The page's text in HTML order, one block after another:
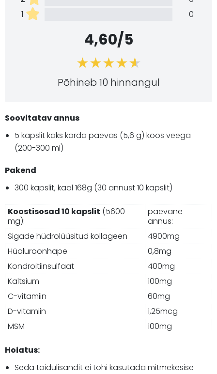
1
0
4,60/5
Põhineb 10 hinnangul
Soovitatav annus
5 kapslit kaks korda päevas (5,6 g) koos veega
(200-300 ml)
Pakend
300 kapslit, kaal 168g (30 annust 10 kapslit)
Koostisosad 10 kapslit (5600
mg):
päevane
annus:
Sigade hüdrolüüsitud kollageen
4900mg
Hüaluroonhape
0,8mg
Kondroitiinsulfaat
400mg
Kaltsium
100mg
C-vitamiin
60mg
D-vitamiin
1,25mcg
MSM
100mg
Hoiatus:
Seda toidulisandit ei tohi kasutada mitmekesise